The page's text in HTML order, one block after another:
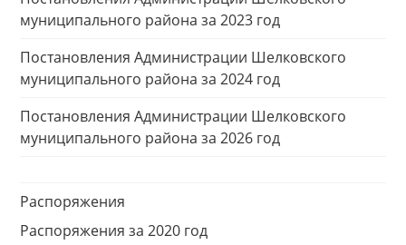
муниципального района за 2023 год
Постановления Администрации Шелковского
муниципального района за 2024 год
Постановления Администрации Шелковского
муниципального района за 2026 год
Распоряжения
Распоряжения за 2020 год